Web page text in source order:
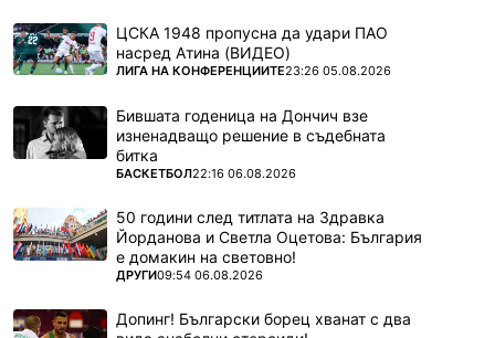
ЦСКА 1948 пропусна да удари ПАО
насред Атина (ВИДЕО)
ПОВЕЧЕ ОТ
ЛИГА НА КОНФЕРЕНЦИИТЕ23:26 05.08.2026
Бившата годеница на Дончич взе
изненадващо решение в съдебната
битка
ПОВЕЧЕ ОТ
БАСКЕТБОЛ22:16 06.08.2026
50 години след титлата на Здравка
Йорданова и Светла Оцетова: България
е домакин на световно!
ПОВЕЧЕ ОТ
ДРУГИ09:54 06.08.2026
Допинг! Български борец хванат с два